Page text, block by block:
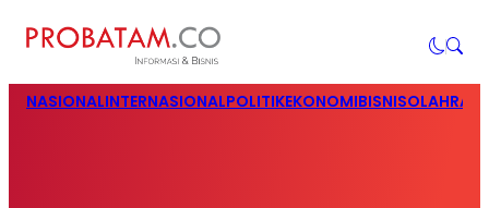
NASIONALINTERNASIONALPOLITIKEKONOMIBISNIS